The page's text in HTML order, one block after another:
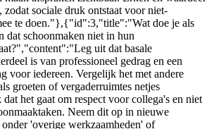
zodat sociale druk ontstaat voor niet-
te doen."},{"id":3,"title":"Wat doe je als
dat schoonmaken niet in hun
uit dat basale
is van professioneel gedrag en een
voor iedereen. Vergelijk het met andere
groeten of vergaderruimtes netjes
het gaat om respect voor collega's en niet
Neem dit op in nieuwe
'overige werkzaamheden' of